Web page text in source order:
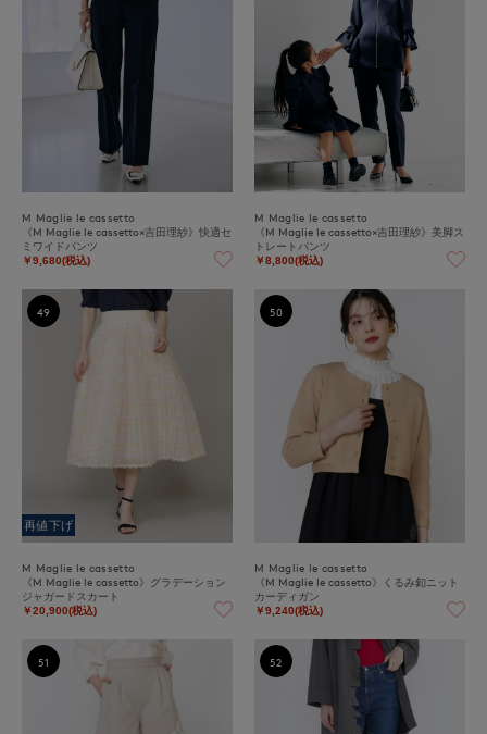
M Maglie le cassetto
《M Maglie le cassetto×吉田理紗》快適セ
ミワイドパンツ
￥9,680(税込)
M Maglie le cassetto
《M Maglie le cassetto×吉田理紗》美脚ス
トレートパンツ
￥8,800(税込)
再値下げ
M Maglie le cassetto
《M Maglie le cassetto》グラデーション
ジャガードスカート
￥20,900(税込)
49
M Maglie le cassetto
《M Maglie le cassetto》くるみ釦ニット
カーディガン
￥9,240(税込)
50
51 52